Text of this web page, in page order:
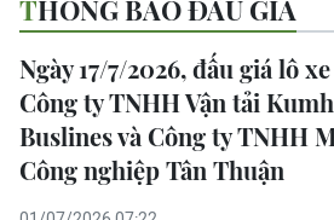
THÔNG BÁO ĐẤU GIÁ
Ngày 17/7/2026, đấu giá lô
Công ty TNHH Vận tải
Buslines và Công ty TNHH
Công nghiệp Tân Thuận